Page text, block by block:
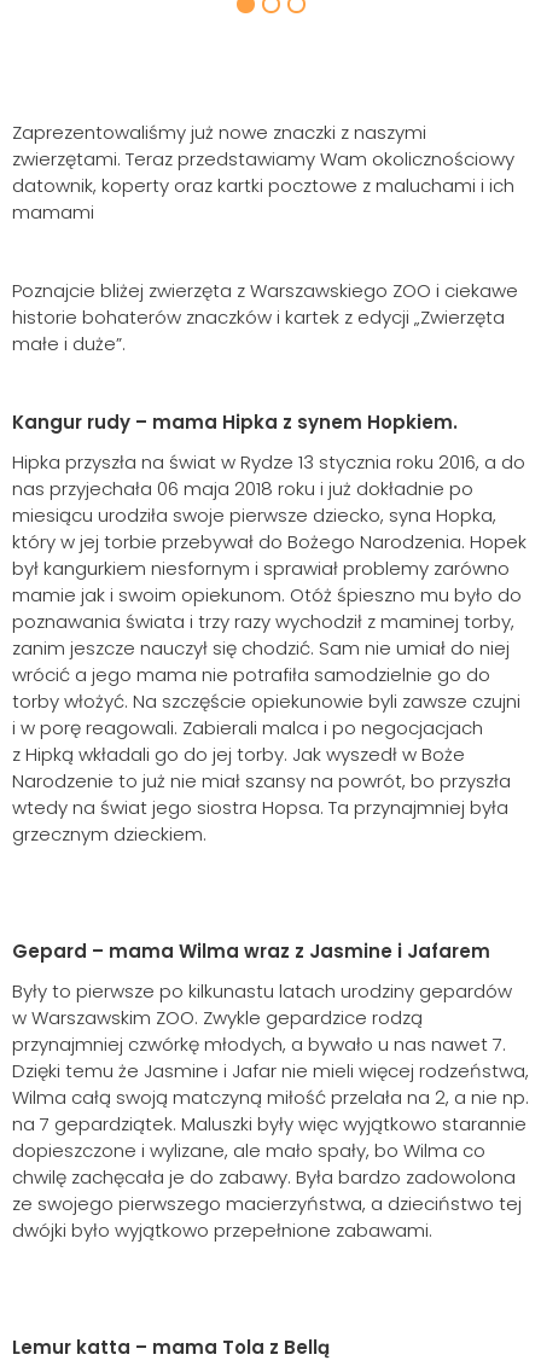
Zaprezentowaliśmy już nowe znaczki z naszymi
zwierzętami. Teraz przedstawiamy Wam okolicznościowy
datownik, koperty oraz kartki pocztowe z maluchami i ich
mamami
Poznajcie bliżej zwierzęta z Warszawskiego ZOO i ciekawe
historie bohaterów znaczków i kartek z edycji „Zwierzęta
małe i duże”.
Kangur rudy – mama Hipka z synem Hopkiem.
Hipka przyszła na świat w Rydze 13 stycznia roku 2016, a do
nas przyjechała 06 maja 2018 roku i już dokładnie po
miesiącu urodziła swoje pierwsze dziecko, syna Hopka,
który w jej torbie przebywał do Bożego Narodzenia. Hopek
był kangurkiem niesfornym i sprawiał problemy zarówno
mamie jak i swoim opiekunom. Otóż śpieszno mu było do
poznawania świata i trzy razy wychodził z maminej torby,
zanim jeszcze nauczył się chodzić. Sam nie umiał do niej
wrócić a jego mama nie potrafiła samodzielnie go do
torby włożyć. Na szczęście opiekunowie byli zawsze czujni
i w porę reagowali. Zabierali malca i po negocjacjach
z Hipką wkładali go do jej torby. Jak wyszedł w Boże
Narodzenie to już nie miał szansy na powrót, bo przyszła
wtedy na świat jego siostra Hopsa. Ta przynajmniej była
grzecznym dzieckiem.
Gepard – mama Wilma wraz z Jasmine i Jafarem
Były to pierwsze po kilkunastu latach urodziny gepardów
w Warszawskim ZOO. Zwykle gepardzice rodzą
przynajmniej czwórkę młodych, a bywało u nas nawet 7.
Dzięki temu że Jasmine i Jafar nie mieli więcej rodzeństwa,
Wilma całą swoją matczyną miłość przelała na 2, a nie np.
na 7 gepardziątek. Maluszki były więc wyjątkowo starannie
dopieszczone i wylizane, ale mało spały, bo Wilma co
chwilę zachęcała je do zabawy. Była bardzo zadowolona
ze swojego pierwszego macierzyństwa, a dzieciństwo tej
dwójki było wyjątkowo przepełnione zabawami.
Lemur katta – mama Tola z Bellą